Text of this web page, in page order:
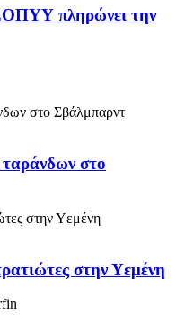
πληρώνει την
στο
στην Υεμένη